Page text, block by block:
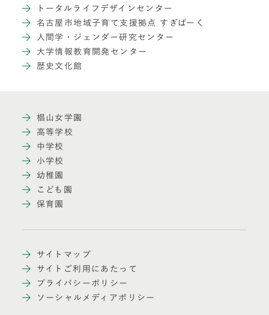
トータルライフデザインセンター
名古屋市地域子育て支援拠点 すぎぱーく
人間学・ジェンダー研究センター
大学情報教育開発センター
歴史文化館
椙山女学園
高等学校
中学校
小学校
幼稚園
こども園
保育園
サイトマップ
サイトご利用にあたって
プライバシーポリシー
ソーシャルメディアポリシー